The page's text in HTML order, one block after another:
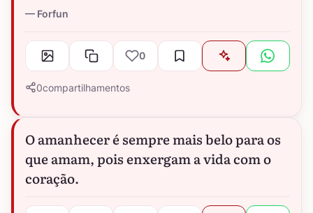
Forfun
0
0compartilhamentos
O amanhecer é sempre mais belo para os
que amam, pois enxergam a vida com o
coração.